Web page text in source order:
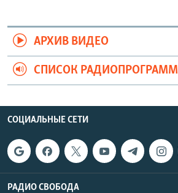
АРХИВ ВИДЕО
СПИСОК РАДИОПРОГРАММ
СОЦИАЛЬНЫЕ СЕТИ
РАДИО СВОБОДА